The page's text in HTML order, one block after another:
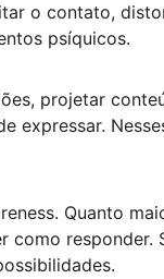
o contato,
psíquicos.
projetar
expressar.
Quanto
responder.